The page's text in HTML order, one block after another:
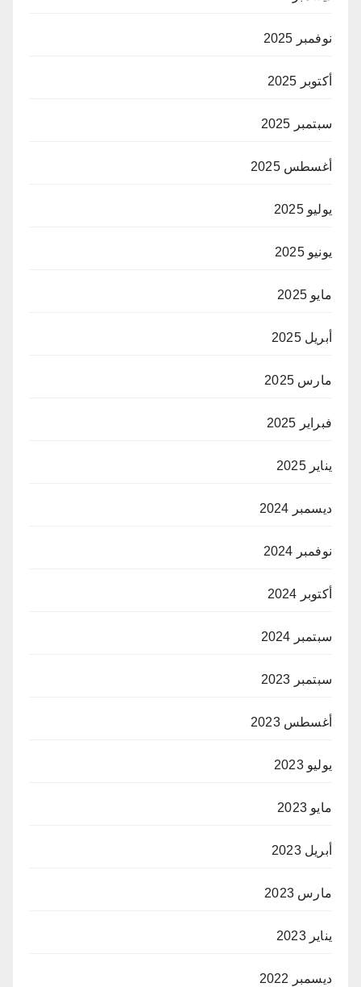
نوفمبر 2025
أكتوبر 2025
سبتمبر 2025
أغسطس 2025
يوليو 2025
يونيو 2025
مايو 2025
أبريل 2025
مارس 2025
فبراير 2025
يناير 2025
ديسمبر 2024
نوفمبر 2024
أكتوبر 2024
سبتمبر 2024
سبتمبر 2023
أغسطس 2023
يوليو 2023
مايو 2023
أبريل 2023
مارس 2023
يناير 2023
ديسمبر 2022